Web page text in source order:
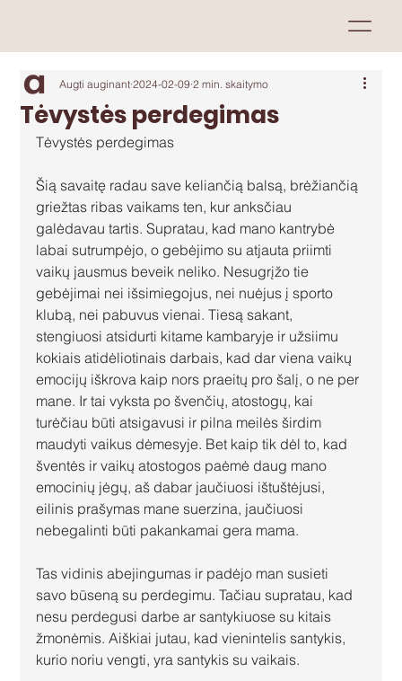
Tėvystės perdegimas
Augti auginant 2024-02-09 2 min. skaitymo
Tėvystės perdegimas
Šią savaitę radau save keliančią balsą, brėžiančią
griežtas ribas vaikams ten, kur anksčiau
galėdavau tartis. Supratau, kad mano kantrybė
labai sutrumpėjo, o gebėjimo su atjauta priimti
vaikų jausmus beveik neliko. Nesugrįžo tie
gebėjimai nei išsimiegojus, nei nuėjus į sporto
klubą, nei pabuvus vienai. Tiesą sakant,
stengiuosi atsidurti kitame kambaryje ir užsiimu
kokiais atidėliotinais darbais, kad dar viena vaikų
emocijų iškrova kaip nors praeitų pro šalį, o ne per
mane. Ir tai vyksta po švenčių, atostogų, kai
turėčiau būti atsigavusi ir pilna meilės širdim
maudyti vaikus dėmesyje. Bet kaip tik dėl to, kad
šventės ir vaikų atostogos paėmė daug mano
emocinių jėgų, aš dabar jaučiuosi ištuštėjusi,
eilinis prašymas mane suerzina, jaučiuosi
nebegalinti būti pakankamai gera mama.
Tas vidinis abejingumas ir padėjo man susieti
savo būseną su perdegimu. Tačiau supratau, kad
nesu perdegusi darbe ar santykiuose su kitais
žmonėmis. Aiškiai jutau, kad vienintelis santykis,
kurio noriu vengti, yra santykis su vaikais.